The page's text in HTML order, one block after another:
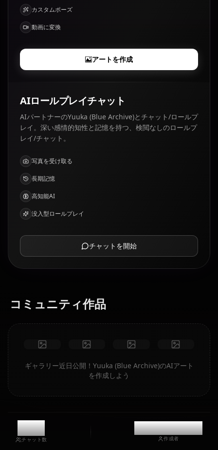
カスタムポーズ
動画に変換
アートを作成
AIロールプレイチャット
AIパートナーのYuuka (Blue Archive)とチャット/ロールプ
レイ。深い感情的知性と記憶を持つ、検閲なしのロールプ
レイ/チャット。
写真を受け取る
長期記憶
高知能AI
没入型ロールプレイ
チャットを開始
コミュニティ作品
ギャラリー近日公開！Yuuka (Blue Archive)のAIアート
を作成しよう
11k
チャット数
@casualwaifus
作成者